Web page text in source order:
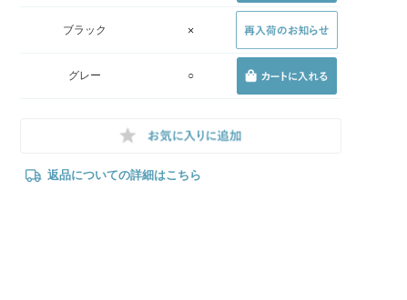
ブラック ×
グレー ○
返品についての詳細はこちら